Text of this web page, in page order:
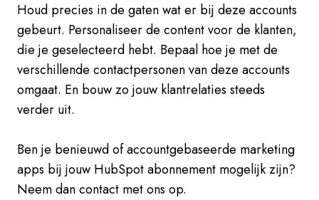
Houd precies in de gaten wat er bij deze accounts
gebeurt. Personaliseer de content voor de klanten,
die je geselecteerd hebt. Bepaal hoe je met de
verschillende contactpersonen van deze accounts
omgaat. En bouw zo jouw klantrelaties steeds
verder uit.
Ben je benieuwd of accountgebaseerde marketing
apps bij jouw HubSpot abonnement mogelijk zijn?
Neem dan contact met ons op.